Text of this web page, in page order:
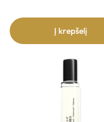
Į krepšelį